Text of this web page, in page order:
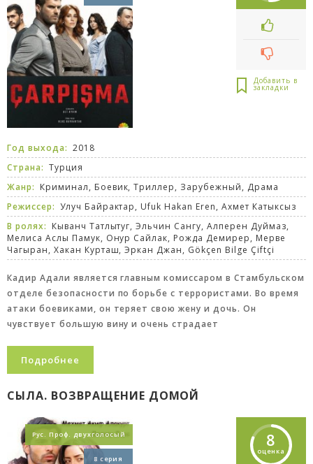
Год выхода: 2018
Страна: Турция
Жанр: Криминал, Боевик,Триллер, Зарубежный, Драма
Режиссер: Улуч Байрактар, Ufuk Hakan Eren, Ахмет Катыксыз
В ролях: Кыванч Татлытуг, Эльчин Сангу, Алперен Дуймаз,
Мелиса Аслы Памук, Онур Сайлак, Рожда Демирер, Мерве
Чагыран, Хакан Курташ, Эркан Джан, Gökçen Bilge Çiftçi
Кадир Адали является главным комиссаром в Стамбульском
отделе безопасности по борьбе с террористами. Во время
атаки боевиками, он теряет свою жену и дочь. Он
чувствует большую вину и очень страдает
Подробнее
СЫЛА. ВОЗВРАЩЕНИЕ ДОМОЙ
Рус. Проф. двухголосый
8 серия
8
оценка